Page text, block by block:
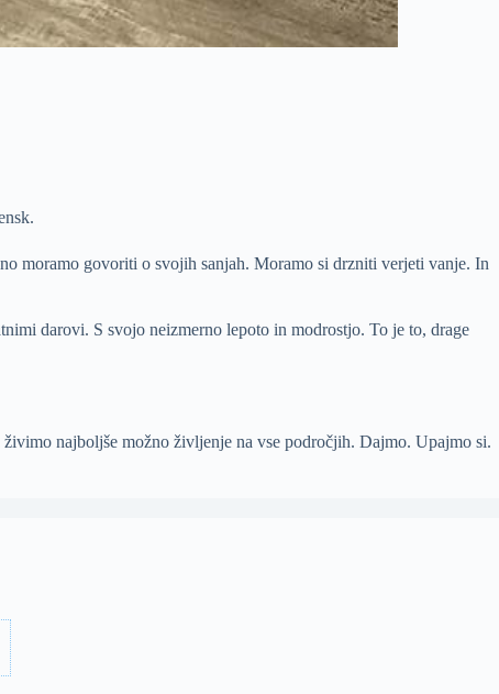
moramo govoriti o svojih sanjah. Moramo si drzniti verjeti vanje. In
darovi. S svojo neizmerno lepoto in modrostjo. To je to, drage
najboljše možno življenje na vse področjih. Dajmo. Upajmo si.